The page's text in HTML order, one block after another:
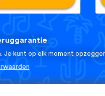
Je kunt op elk moment